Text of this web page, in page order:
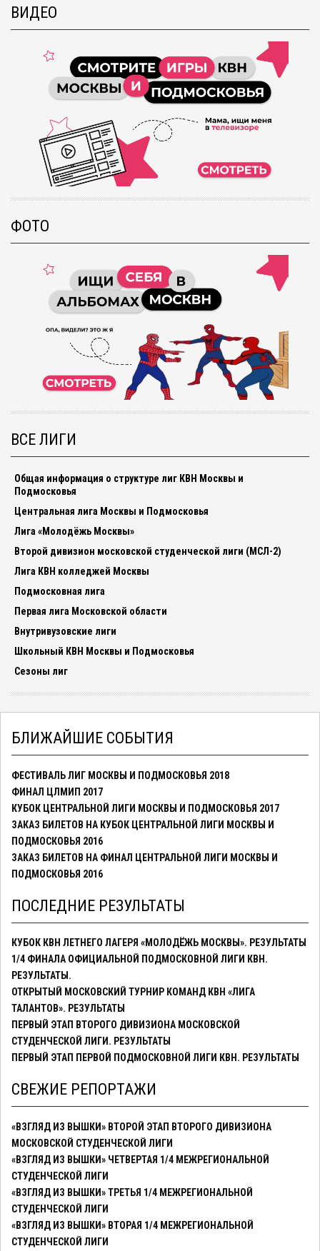
ВИДЕО
ФОТО
ВСЕ ЛИГИ
Общая информация о структуре лиг КВН Москвы и
Подмосковья
Центральная лига Москвы и Подмосковья
Лига «Молодёжь Москвы»
Второй дивизион московской студенческой лиги (МСЛ-2)
Лига КВН колледжей Москвы
Подмосковная лига
Первая лига Московской области
Внутривузовские лиги
Школьный КВН Москвы и Подмосковья
Сезоны лиг
БЛИЖАЙШИЕ СОБЫТИЯ
ФЕСТИВАЛЬ ЛИГ МОСКВЫ И ПОДМОСКОВЬЯ 2018
ФИНАЛ ЦЛМИП 2017
КУБОК ЦЕНТРАЛЬНОЙ ЛИГИ МОСКВЫ И ПОДМОСКОВЬЯ 2017
ЗАКАЗ БИЛЕТОВ НА КУБОК ЦЕНТРАЛЬНОЙ ЛИГИ МОСКВЫ И
ПОДМОСКОВЬЯ 2016
ЗАКАЗ БИЛЕТОВ НА ФИНАЛ ЦЕНТРАЛЬНОЙ ЛИГИ МОСКВЫ И
ПОДМОСКОВЬЯ 2016
ПОСЛЕДНИЕ РЕЗУЛЬТАТЫ
КУБОК КВН ЛЕТНЕГО ЛАГЕРЯ «МОЛОДЁЖЬ МОСКВЫ». РЕЗУЛЬТАТЫ
1/4 ФИНАЛА ОФИЦИАЛЬНОЙ ПОДМОСКОВНОЙ ЛИГИ КВН.
РЕЗУЛЬТАТЫ.
ОТКРЫТЫЙ МОСКОВСКИЙ ТУРНИР КОМАНД КВН «ЛИГА
ТАЛАНТОВ». РЕЗУЛЬТАТЫ
ПЕРВЫЙ ЭТАП ВТОРОГО ДИВИЗИОНА МОСКОВСКОЙ
СТУДЕНЧЕСКОЙ ЛИГИ. РЕЗУЛЬТАТЫ
ПЕРВЫЙ ЭТАП ПЕРВОЙ ПОДМОСКОВНОЙ ЛИГИ КВН. РЕЗУЛЬТАТЫ
СВЕЖИЕ РЕПОРТАЖИ
«ВЗГЛЯД ИЗ ВЫШКИ» ВТОРОЙ ЭТАП ВТОРОГО ДИВИЗИОНА
МОСКОВСКОЙ СТУДЕНЧЕСКОЙ ЛИГИ
«ВЗГЛЯД ИЗ ВЫШКИ» ЧЕТВЕРТАЯ 1/4 МЕЖРЕГИОНАЛЬНОЙ
СТУДЕНЧЕСКОЙ ЛИГИ
«ВЗГЛЯД ИЗ ВЫШКИ» ТРЕТЬЯ 1/4 МЕЖРЕГИОНАЛЬНОЙ
СТУДЕНЧЕСКОЙ ЛИГИ
«ВЗГЛЯД ИЗ ВЫШКИ» ВТОРАЯ 1/4 МЕЖРЕГИОНАЛЬНОЙ
СТУДЕНЧЕСКОЙ ЛИГИ